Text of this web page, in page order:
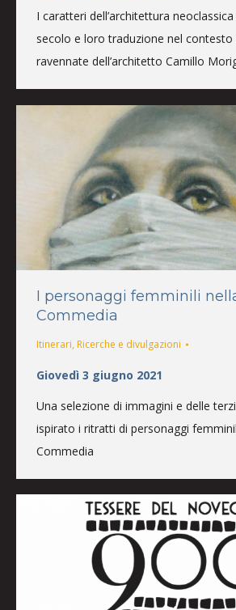
I caratteri dell’architettura
secolo e loro traduzione nel
ravennate dell’architetto Camillo
I personaggi femminili
Commedia
Itinerari, Ricerche e divulgazioni
Giovedì 3 giugno 2021
Una selezione di immagini e delle
ispirato i ritratti di personaggi
Commedia